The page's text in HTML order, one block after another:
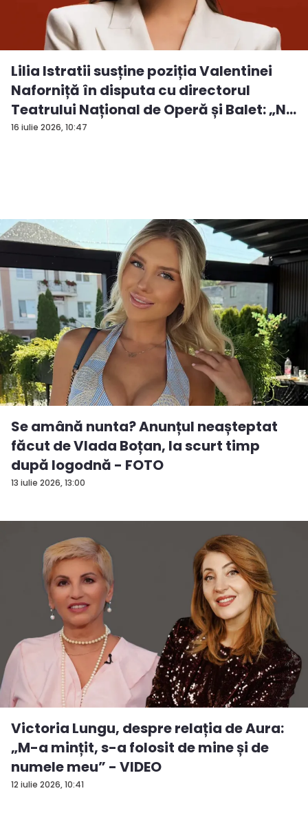
16 iulie 2026, 10:47
Lilia Istratii susține poziția Valentinei
Naforniță în disputa cu directorul
Teatrului Național de Operă și Balet: „N...
13 iulie 2026, 13:00
Se amână nunta? Anunțul neașteptat
făcut de Vlada Boțan, la scurt timp
după logodnă - FOTO
12 iulie 2026, 10:41
Victoria Lungu, despre relația de Aura:
„M-a mințit, s-a folosit de mine și de
numele meu” - VIDEO